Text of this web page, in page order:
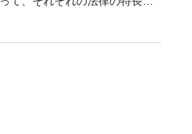
したウンチクも学べます。イ
決第88話 最高裁判例変更
律の廃止と経過措置第93